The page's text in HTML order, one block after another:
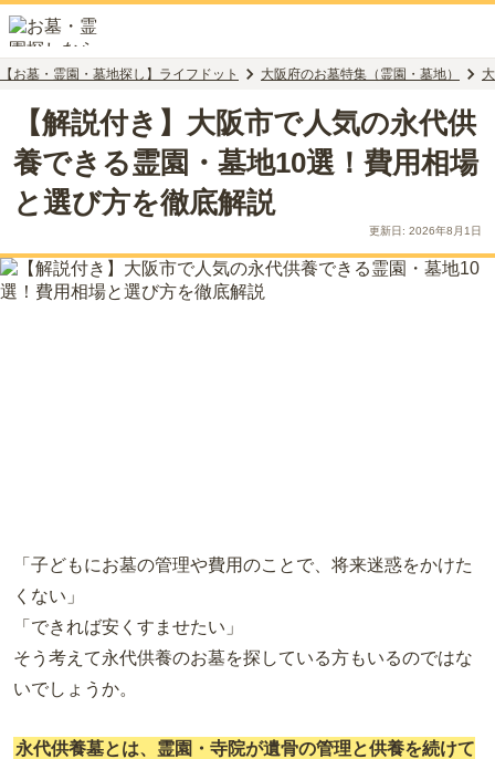
【お墓・霊園・墓地探し】ライフドット 大阪府のお墓特集（霊園・墓地）
【解説付き】大阪市で人気の永代供
養できる霊園・墓地10選！費用相場
と選び方を徹底解説
更新日: 2026年8月1日
「子どもにお墓の管理や費用のことで、将来迷惑をかけた
くない」
「できれば安くすませたい」
そう考えて永代供養のお墓を探している方もいるのではな
いでしょうか。
永代供養墓とは、霊園・寺院が遺骨の管理と供養を続けて